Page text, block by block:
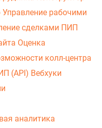
Управление рабочими
сделками ПИП
Оценка
колл-центра
(API) Вебхуки
аналитика